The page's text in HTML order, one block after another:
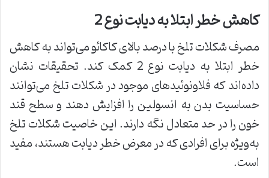
کاهش خطر ابتلا به دیابت نوع 2
مصرف شکلات تلخ با درصد بالای کاکائو می‌تواند به کاهش
خطر ابتلا به دیابت نوع 2 کمک کند. تحقیقات نشان
داده‌اند که فلاونوئیدهای موجود در شکلات تلخ می‌توانند
حساسیت بدن به انسولین را افزایش دهند و سطح قند
خون را در حد متعادل نگه دارند. این خاصیت شکلات تلخ
به‌ویژه برای افرادی که در معرض خطر دیابت هستند، مفید
است.